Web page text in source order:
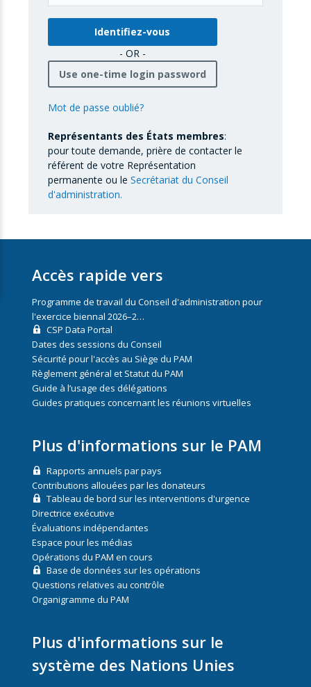
- OR -
Use one-time login password
Mot de passe oublié?
Représentants des États membres:
pour toute demande, prière de contacter le
référent de votre Représentation
permanente ou le Secrétariat du Conseil
d'administration.
Accès rapide vers
Programme de travail du Conseil d'administration pour
l'exercice biennal 2026–2…
CSP Data Portal
Dates des sessions du Conseil
Sécurité pour l'accès au Siège du PAM
Règlement général et Statut du PAM
Guide à l’usage des délégations
Guides pratiques concernant les réunions virtuelles
Plus d'informations sur le PAM
Rapports annuels par pays
Contributions allouées par les donateurs
Tableau de bord sur les interventions d'urgence
Directrice exécutive
Évaluations indépendantes
Espace pour les médias
Opérations du PAM en cours
Base de données sur les opérations
Questions relatives au contrôle
Organigramme du PAM
Plus d'informations sur le
système des Nations Unies